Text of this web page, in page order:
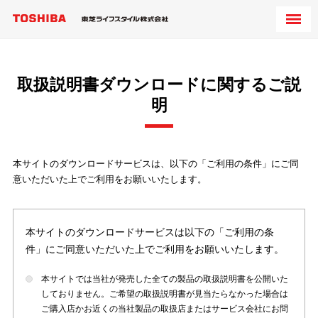
取扱説明書ダウンロードに関するご説
明
本サイトのダウンロードサービスは、以下の「ご利用の条件」にご同
意いただいた上でご利用をお願いいたします。
本サイトのダウンロードサービスは以下の「ご利用の条
件」にご同意いただいた上でご利用をお願いいたします。
本サイトでは当社が発売した全ての製品の取扱説明書を公開いた
しておりません。ご希望の取扱説明書が見当たらなかった場合は
ご購入店かお近くの当社製品の取扱店またはサービス会社にお問